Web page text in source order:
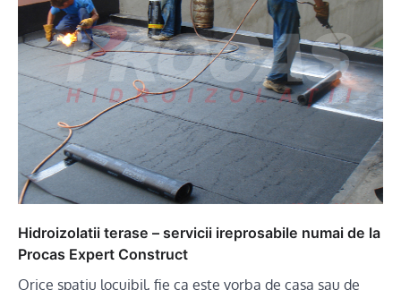
Hidroizolatii terase – servicii ireprosabile numai de la
Procas Expert Construct
Orice spatiu locuibil, fie ca este vorba de casa sau de